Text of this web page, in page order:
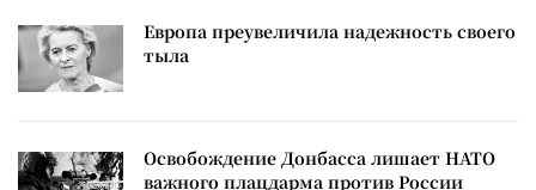
Европа преувеличила надежность своего
тыла
Освобождение Донбасса лишает НАТО
важного плацдарма против России